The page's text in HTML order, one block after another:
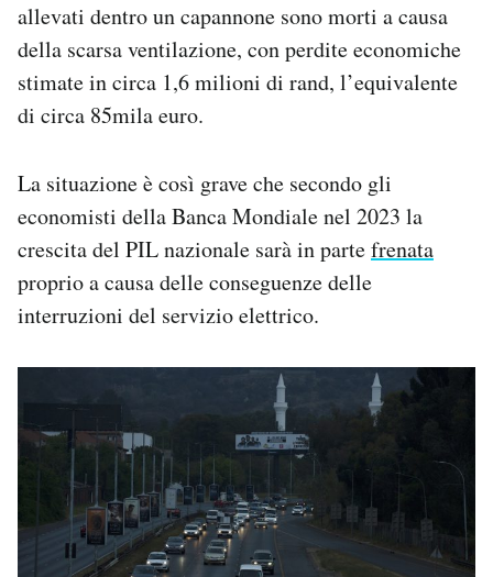
allevati dentro un capannone sono morti a causa
della scarsa ventilazione, con perdite economiche
stimate in circa 1,6 milioni di rand, l’equivalente
di circa 85mila euro.
La situazione è così grave che secondo gli
economisti della Banca Mondiale nel 2023 la
crescita del PIL nazionale sarà in partefrenata
proprio a causa delle conseguenze delle
interruzioni del servizio elettrico.